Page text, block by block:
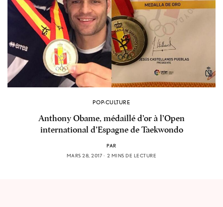
POP-CULTURE
Anthony Obame, médaillé d’or à l’Open
international d’Espagne de Taekwondo
PAR
MARS 28, 2017
2 MINS DE LECTURE